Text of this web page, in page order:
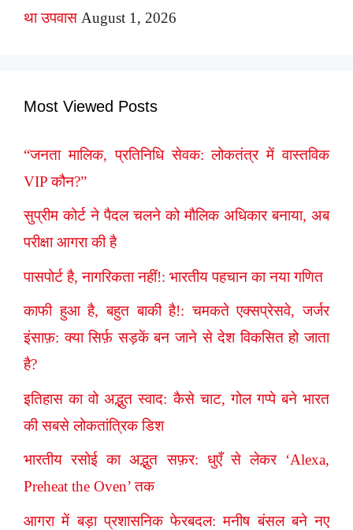
था उपवास August 1, 2026
Most Viewed Posts
“जनता मालिक, प्रतिनिधि सेवक: लोकतंत्र में वास्तविक
VIP कौन?”
सुप्रीम कोर्ट ने पैदल चलने को मौलिक अधिकार बनाया, अब
परीक्षा आगरा की है
पासपोर्ट है, नागरिकता नहीं!: भारतीय पहचान का नया गणित
काफी हुआ है, बहुत बाकी है!: चमकते एक्सप्रेसवे, जर्जर
इंसाफ़: क्या सिर्फ़ सड़कें बन जाने से देश विकसित हो जाता
है?
इतिहास का वो अद्भुत स्वाद: कैसे चाट, गोल गप्पे बने भारत
की सबसे लोकतांत्रिक डिश
भारतीय रसोई का अद्भुत सफ़र: धुएँ से लेकर ‘Alexa,
Preheat the Oven’ तक
आगरा में बड़ा प्रशासनिक फेरबदल: मनीष बंसल बने नए